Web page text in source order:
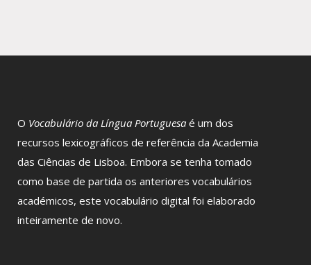
O Vocabulário da Língua Portuguesa é um dos
recursos lexicográficos de referência da Academia
das Ciências de Lisboa. Embora se tenha tomado
como base de partida os anteriores vocabulários
académicos, este vocabulário digital foi elaborado
inteiramente de novo.